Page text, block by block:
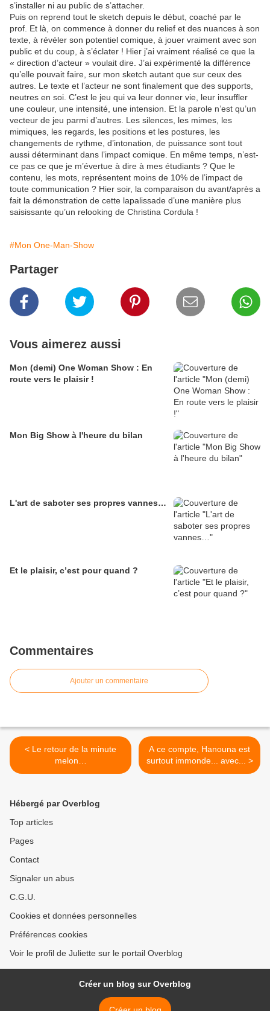
s’installer ni au public de s’attacher.
Puis on reprend tout le sketch depuis le début, coaché par le
prof. Et là, on commence à donner du relief et des nuances à son
texte, à révéler son potentiel comique, à jouer vraiment avec son
public et du coup, à s’éclater ! Hier j’ai vraiment réalisé ce que la
« direction d’acteur » voulait dire. J’ai expérimenté la différence
qu’elle pouvait faire, sur mon sketch autant que sur ceux des
autres. Le texte et l’acteur ne sont finalement que des supports,
neutres en soi. C’est le jeu qui va leur donner vie, leur insuffler
une couleur, une intensité, une intension. Et la parole n’est qu’un
vecteur de jeu parmi d’autres. Les silences, les mimes, les
mimiques, les regards, les positions et les postures, les
changements de rythme, d’intonation, de puissance sont tout
aussi déterminant dans l’impact comique. En même temps, n’est-
ce pas ce que je m’évertue à dire à mes étudiants ? Que le
contenu, les mots, représentent moins de 10% de l’impact de
toute communication ? Hier soir, la comparaison du avant/après a
fait la démonstration de cette lapalissade d’une manière plus
saisissante qu’un relooking de Christina Cordula !
#Mon One-Man-Show
Partager
Vous aimerez aussi
Mon (demi) One Woman Show : En
route vers le plaisir !
Mon Big Show à l'heure du bilan
L'art de saboter ses propres vannes…
Et le plaisir, c’est pour quand ?
Commentaires
Ajouter un commentaire
< Le retour de la minute
melon…
A ce compte, Hanouna est
surtout immonde... avec... >
Hébergé par Overblog
Top articles
Pages
Contact
Signaler un abus
C.G.U.
Cookies et données personnelles
Préférences cookies
Voir le profil de Juliette sur le portail Overblog
Créer un blog sur Overblog